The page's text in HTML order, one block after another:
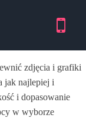
zdjęcia i grafiki
jak najlepiej i
i dopasowanie
w wyborze